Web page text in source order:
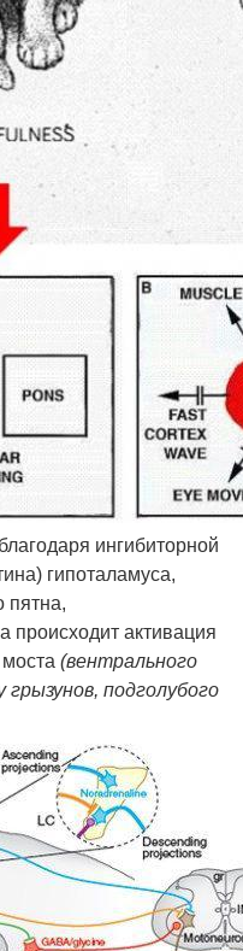
ингибиторной
гипоталамуса,
пятна,
происходит активация
(вентрального
подголубого